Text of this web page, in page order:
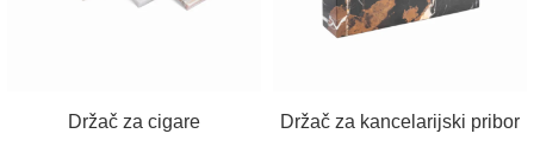
Držač za cigare Držač za kancelarijski pribor